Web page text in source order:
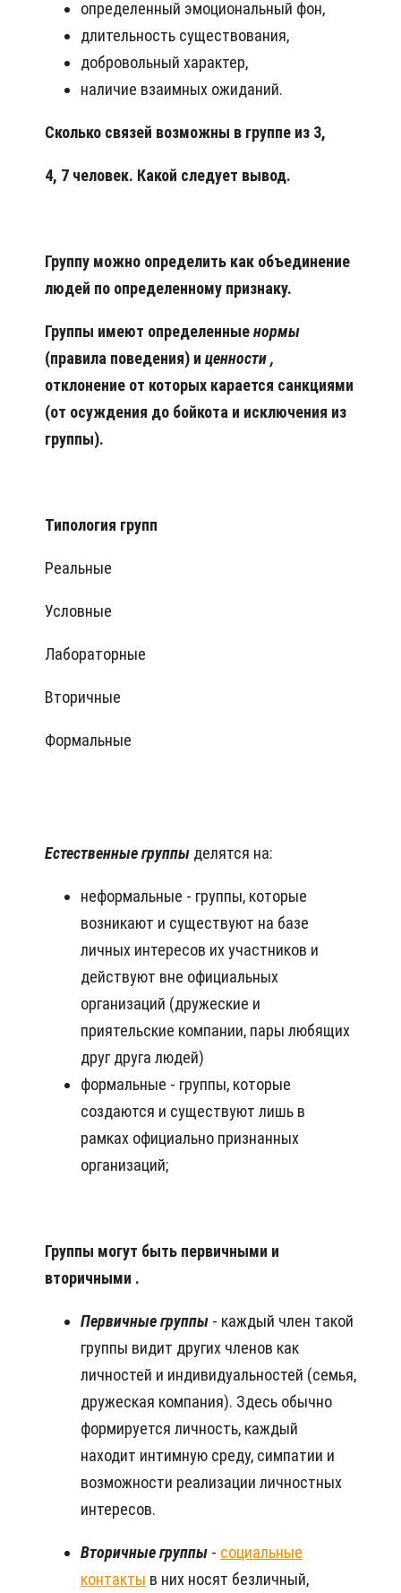
определенный эмоциональный фон,
длительность существования,
добровольный характер,
наличие взаимных ожиданий.
Сколько связей возможны в группе из 3,
4, 7 человек. Какой следует вывод.
Группу можно определить как объединение
людей по определенному признаку.
Группы имеют определенныенормы
(правила поведения) и ценности,
отклонение от которых карается санкциями
(от осуждения до бойкота и исключения из
группы).
Типология групп
Реальные
Условные
Лабораторные
Вторичные
Формальные
Естественные группы делятся на:
неформальные - группы, которые
возникают и существуют на базе
личных интересов их участников и
действуют вне официальных
организаций (дружеские и
приятельские компании, пары любящих
друг друга людей)
формальные - группы, которые
создаются и существуют лишь в
рамках официально признанных
организаций;
Группы могут быть первичными и
вторичными .
Первичные группы - каждый член такой
группы видит других членов как
личностей и индивидуальностей (семья,
дружеская компания). Здесь обычно
формируется личность, каждый
находит интимную среду, симпатии и
возможности реализации личностных
интересов.
Вторичные группы - социальные
контакты в них носят безличный,